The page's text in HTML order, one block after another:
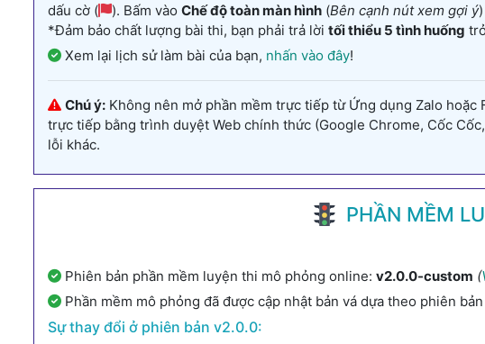
dấu cờ (
). Bấm vào Chế độ toàn màn hình (Bên cạnh nút xem gợi ý
*Đảm bảo chất lượng bài thi, bạn phải trả lời tối thiểu 5 tình huống
Xem lại lịch sử làm bài của bạn, nhấn vào đây!
Chú ý: Không nên mở phần mềm trực tiếp từ Ứng dụng Zalo
trực tiếp bằng trình duyệt Web chính thức (Google Chrome, Cốc
lỗi khác.
PHẦN MỀM
Phiên bản phần mềm luyện thi mô phỏng online: v2.0.0-custom (
Phần mềm mô phỏng đã được cập nhật bản vá dựa theo phiên
Sự thay đổi ở phiên bản v2.0.0: